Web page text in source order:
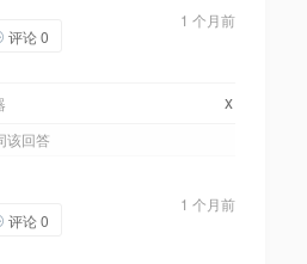
1 个月前
评论 0
x
该回答
1 个月前
评论 0